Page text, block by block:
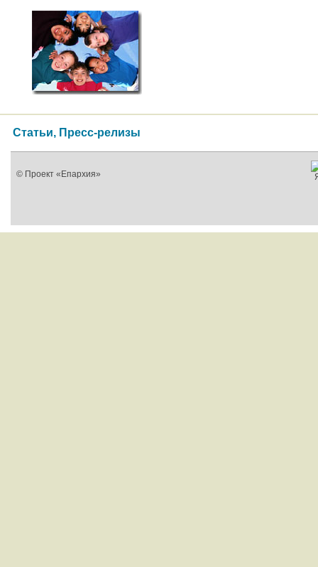
Статьи, Пресс-релизы
© Проект «Епархия»